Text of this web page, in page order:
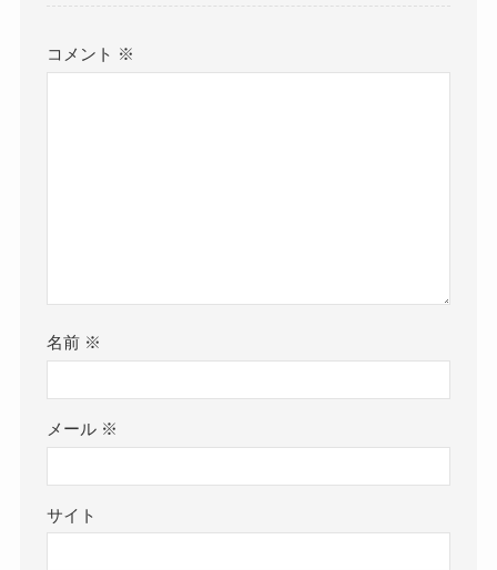
コメント ※
名前 ※
メール ※
サイト